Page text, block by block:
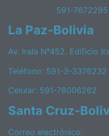
591-
La Paz-Bolivia
Av. Irala N°452. Edificio
Teléfono: 591-3-3376232
Celular: 591-78006262
Santa Cruz-
Correo electrónico: